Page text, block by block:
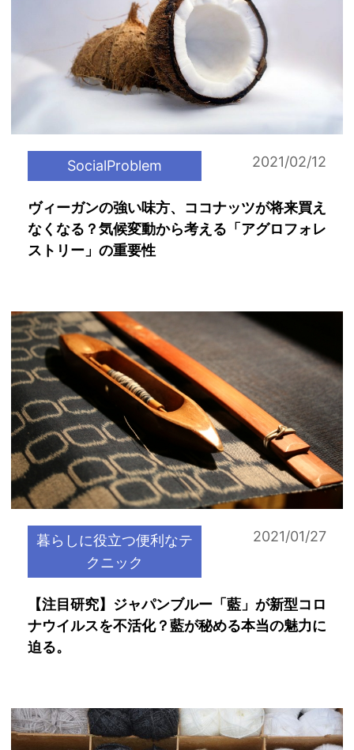
SocialProblem 2021/02/12
ヴィーガンの強い味方、ココナッツが将来買え
なくなる？気候変動から考える「アグロフォレ
ストリー」の重要性
暮らしに役立つ便利なテ
クニック
2021/01/27
【注目研究】ジャパンブルー「藍」が新型コロ
ナウイルスを不活化？藍が秘める本当の魅力に
迫る。